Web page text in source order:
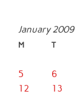
January 2009
M T
5
6
12
13